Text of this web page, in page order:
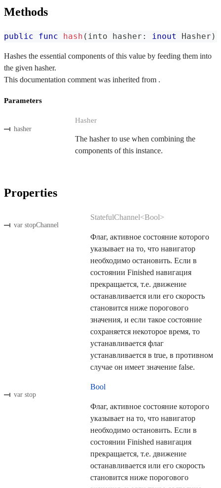
Methods
public func hash ( into hasher : inout Hasher )
Hashes the essential components of this value by feeding them into
the given hasher.
This documentation comment was inherited from .
Parameters
hasher
Hasher
The hasher to use when combining the
components of this instance.
Properties
var stopChannel
StatefulChannel<Bool>
Флаг, активное состояние которого
указывает на то, что навигатор
необходимо остановить. Если в
состоянии Finished навигация
прекращается, т.е. движение
останавливается или его скорость
становится ниже порогового
значения, и если такое состояние
сохраняется некоторое время, то
устанавливается флаг
устанавливается в true, в противном
случае он имеет значение false.
var stop
Bool
Флаг, активное состояние которого
указывает на то, что навигатор
необходимо остановить. Если в
состоянии Finished навигация
прекращается, т.е. движение
останавливается или его скорость
становится ниже порогового